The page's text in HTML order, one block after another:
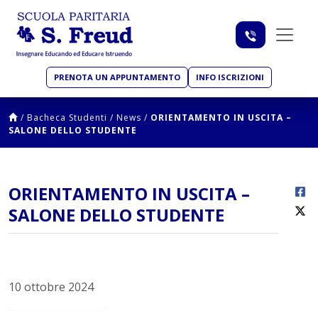
PRENOTA UN APPUNTAMENTO INFO ISCRIZIONI
/ Bacheca Studenti / News / ORIENTAMENTO IN USCITA –
SALONE DELLO STUDENTE
ORIENTAMENTO IN USCITA –
SALONE DELLO STUDENTE
10 ottobre 2024